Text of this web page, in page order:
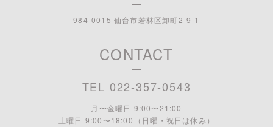
984-0015 仙台市若林区卸町2-9-1
CONTACT
TEL 022-357-0543
月〜金曜日 9:00〜21:00
土曜日 9:00〜18:00 （日曜・祝日は休み）